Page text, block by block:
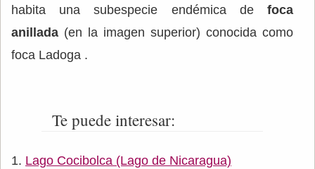
habita una subespecie endémica de foca
anillada (en la imagen superior) conocida como
foca Ladoga .
Te puede interesar:
Lago Cocibolca (Lago de Nicaragua)